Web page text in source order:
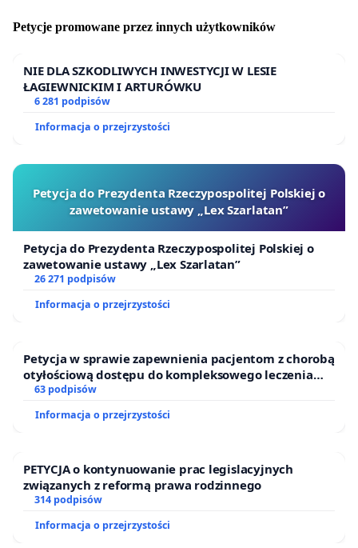
Petycje promowane przez innych użytkowników
NIE DLA SZKODLIWYCH INWESTYCJI W LESIE
ŁAGIEWNICKIM I ARTURÓWKU
6 281 podpisów
Informacja o przejrzystości
Petycja do Prezydenta Rzeczypospolitej Polskiej o
zawetowanie ustawy „Lex Szarlatan”
Petycja do Prezydenta Rzeczypospolitej Polskiej o
zawetowanie ustawy „Lex Szarlatan”
26 271 podpisów
Informacja o przejrzystości
Petycja w sprawie zapewnienia pacjentom z chorobą
otyłościową dostępu do kompleksowego leczenia
oraz programów profilaktycznych.
63 podpisów
Informacja o przejrzystości
PETYCJA o kontynuowanie prac legislacyjnych
związanych z reformą prawa rodzinnego
314 podpisów
Informacja o przejrzystości